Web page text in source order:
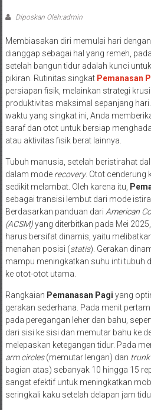
Diposkan Oleh:admin
Membiasakan diri memulai hari
dianggap sebagai hal yang remeh,
setelah bangun tidur adalah kunci
pikiran. Rutinitas singkat Pemanasan
persiapan fisik, melainkan strategi
produktivitas maksimal sepanjang
waktu yang singkat ini, Anda
saraf dan otot untuk bersiap
atau aktivitas fisik berat lainnya.
Tubuh manusia, setelah beristirahat
dalam mode recovery. Otot cenderung
sedikit melambat. Oleh karena itu,
sebagai transisi lembut dari mode
Berdasarkan panduan dari American
(ACSM)yang diterbitkan pada Mei
harus bersifat dinamis, yaitu
menahan posisi (statis). Gerakan
mampu meningkatkan suhu inti tubuh
ke otot-otot utama.
Rangkaian Pemanasan Pagi yang
gerakan sederhana. Pada menit
pada peregangan leher dan bahu,
dari sisi ke sisi dan memutar bahu ke
melepaskan ketegangan tidur. Pada
arm circles(memutar lengan) dan
bagian atas) sebanyak 10 hingga 15
sangat efektif untuk meningkatkan
seringkali kaku setelah delapan jam